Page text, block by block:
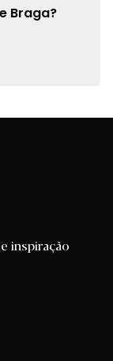
Braga?
inspiração